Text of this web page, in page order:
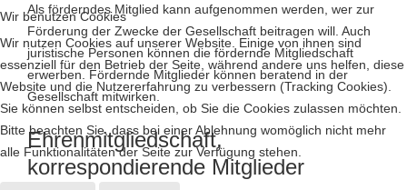
Als förderndes Mitglied kann aufgenommen werden, wer zur
Förderung der Zwecke der Gesellschaft beitragen will. Auch
juristische Personen können die fördernde Mitgliedschaft
erwerben. Fördernde Mitglieder können beratend in der
Gesellschaft mitwirken.
Ehrenmitgliedschaft,
korrespondierende Mitglieder
Wir benutzen Cookies
Wir nutzen Cookies auf unserer Website. Einige von ihnen sind
essenziell für den Betrieb der Seite, während andere uns helfen, diese
Website und die Nutzererfahrung zu verbessern (Tracking Cookies).
Sie können selbst entscheiden, ob Sie die Cookies zulassen möchten.
Bitte beachten Sie, dass bei einer Ablehnung womöglich nicht mehr
alle Funktionalitäten der Seite zur Verfügung stehen.